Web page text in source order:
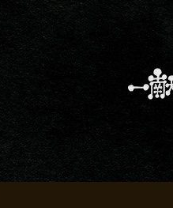
条で
」の
酒屋「一献うる